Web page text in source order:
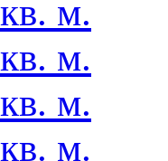
м.
м.
м.
м.